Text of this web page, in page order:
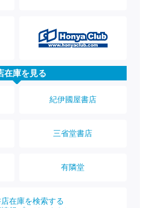
在庫を見る
紀伊國屋書店
三省堂書店
有隣堂
在庫を検索する